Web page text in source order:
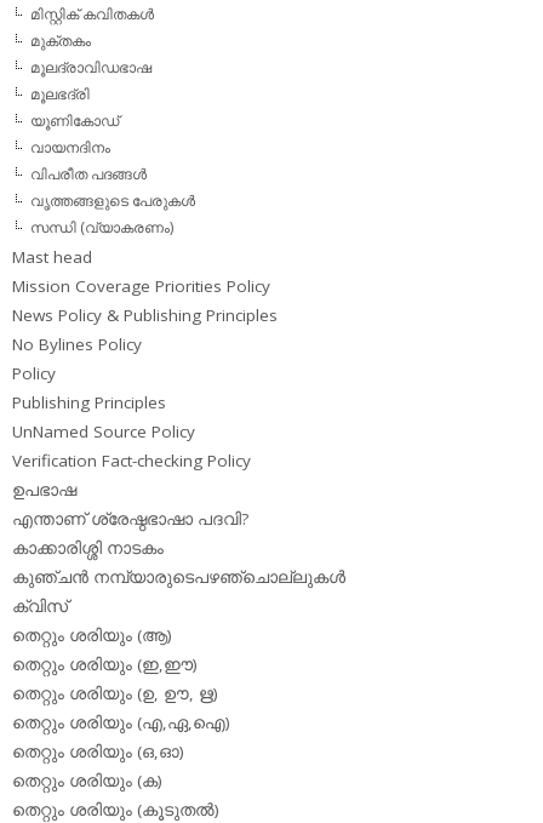
മിസ്റ്റിക് കവിതകള്‍
മുക്തകം
മൂലദ്രാവിഡഭാഷ
മൂലഭദ്രി
യൂണികോഡ്
വായനദിനം
വിപരീത പദങ്ങള്‍
വൃത്തങ്ങളുടെ പേരുകള്‍
സന്ധി (വ്യാകരണം)
Mast head
Mission Coverage Priorities Policy
News Policy & Publishing Principles
No Bylines Policy
Policy
Publishing Principles
UnNamed Source Policy
Verification Fact-checking Policy
ഉപഭാഷ
എന്താണ് ശ്രേഷ്ഠഭാഷാ പദവി?
കാക്കാരിശ്ശി നാടകം
കുഞ്ചന്‍ നമ്പ്യാരുടെപഴഞ്ചൊല്ലുകള്‍
ക്വിസ്
തെറ്റും ശരിയും (ആ)
തെറ്റും ശരിയും (ഇ,ഈ)
തെറ്റും ശരിയും (ഉ, ഊ, ഋ)
തെറ്റും ശരിയും (എ,ഏ,ഐ)
തെറ്റും ശരിയും (ഒ,ഓ)
തെറ്റും ശരിയും (ക)
തെറ്റും ശരിയും (കൂടുതല്‍)